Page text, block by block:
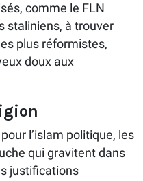
comme le FLN
staliniens, à trouver
plus réformistes,
doux aux
l’islam politique, les
qui gravitent dans
justifications